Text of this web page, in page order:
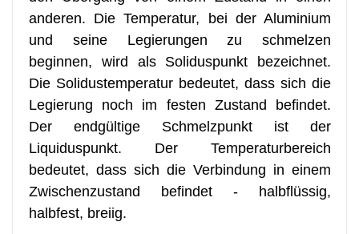
anderen. Die Temperatur, bei der Aluminium
und seine Legierungen zu schmelzen
beginnen, wird als Soliduspunkt bezeichnet.
Die Solidustemperatur bedeutet, dass sich die
Legierung noch im festen Zustand befindet.
Der endgültige Schmelzpunkt ist der
Liquiduspunkt. Der Temperaturbereich
bedeutet, dass sich die Verbindung in einem
Zwischenzustand befindet - halbflüssig,
halbfest, breiig.